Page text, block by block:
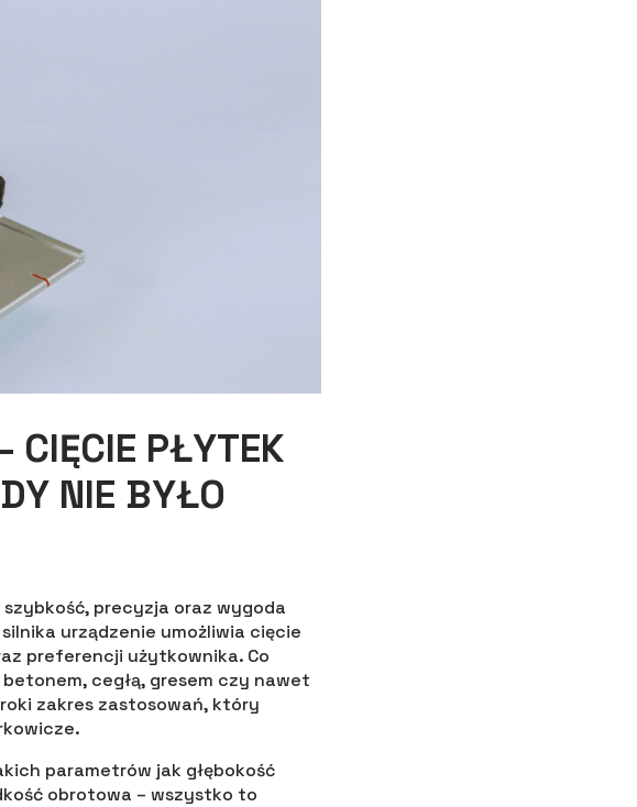
CIĘCIE PŁYTEK
NIE BYŁO
precyzja oraz wygoda
urządzenie umożliwia cięcie
preferencji użytkownika. Co
cegłą, gresem czy nawet
zakres zastosowań, który
parametrów jak głębokość
obrotowa – wszystko to